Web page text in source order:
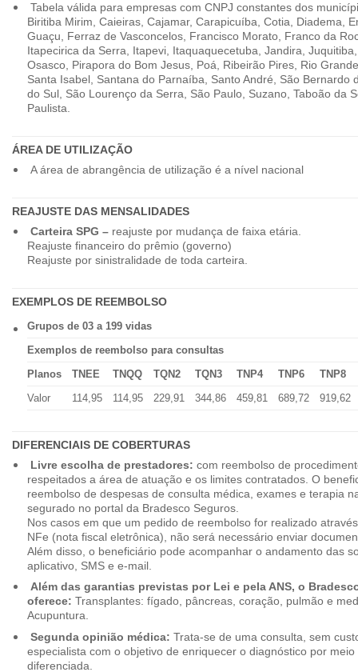
Tabela válida para empresas com CNPJ constantes dos
Biritiba Mirim, Caieiras, Cajamar, Carapicuíba, Cotia, Diadema,
Guaçu, Ferraz de Vasconcelos, Francisco Morato, Franco da
Itapecirica da Serra, Itapevi, Itaquaquecetuba, Jandira,
Osasco, Pirapora do Bom Jesus, Poá, Ribeirão Pires, Rio
Santa Isabel, Santana do Parnaíba, Santo André, São Bernardo
do Sul, São Lourenço da Serra, São Paulo, Suzano, Taboão da
Paulista.
ÁREA DE UTILIZAÇÃO
A área de abrangência de utilização é a nível nacional
REAJUSTE DAS MENSALIDADES
Carteira SPG –reajuste por mudança de faixa etária.
Reajuste financeiro do prêmio (governo)
Reajuste por sinistralidade de toda carteira.
EXEMPLOS DE REEMBOLSO
Grupos de 03 a 199 vidas
Exemplos de reembolso para consultas
Planos
TNEE TNQQ TQN2 TQN3 TNP4 TNP6
TNP8
Valor
114,95 114,95 229,91 344,86 459,81 689,72 919,62
DIFERENCIAIS DE COBERTURAS
Livre escolha de prestadores: com reembolso de
respeitados a área de atuação e os limites contratados. O
reembolso de despesas de consulta médica, exames e terapia
segurado no portal da Bradesco Seguros.
Nos casos em que um pedido de reembolso for realizado
NFe (nota fiscal eletrônica), não será necessário enviar
Além disso, o beneficiário pode acompanhar o andamento das
aplicativo, SMS e e-mail.
Além das garantias previstas por Lei e pela ANS, o
oferece: Transplantes: fígado, pâncreas, coração, pulmão e
Acupuntura.
Segunda opinião médica: Trata-se de uma consulta, sem
especialista com o objetivo de enriquecer o diagnóstico por
diferenciada.